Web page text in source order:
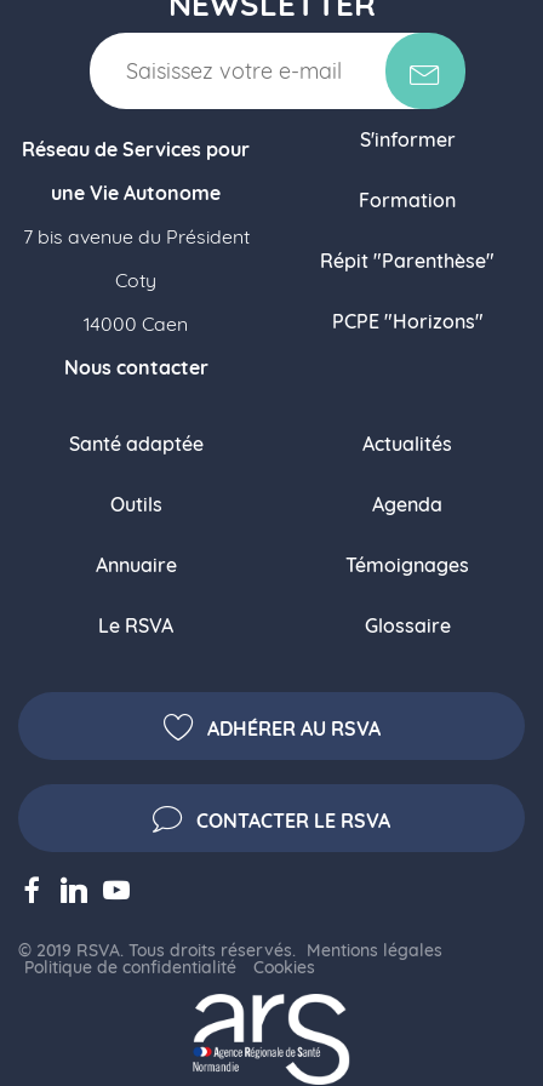
Réseau de Services pour
une Vie Autonome
7 bis avenue du Président
Coty
14000 Caen
Nous contacter
S'informer
Formation
Répit "Parenthèse"
PCPE "Horizons"
Santé adaptée
Outils
Annuaire
Le RSVA
Actualités
Agenda
Témoignages
Glossaire
ADHÉRER AU RSVA
CONTACTER LE RSVA
© 2019 RSVA. Tous droits réservés. Mentions légales
Politique de confidentialité Cookies